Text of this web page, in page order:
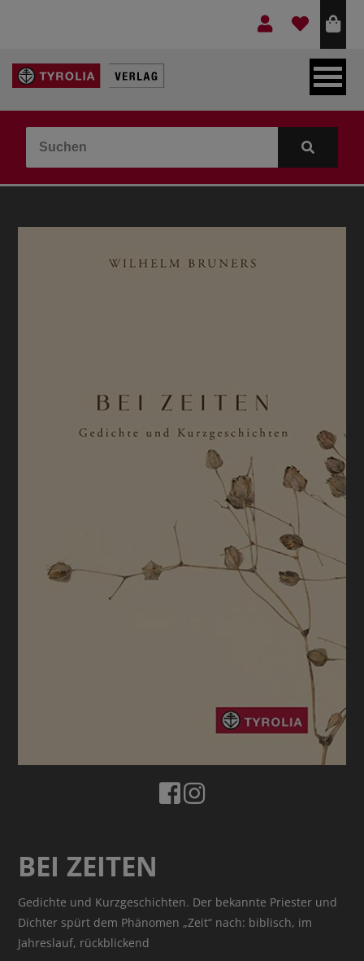
LEBEN & GLAUBE
KINDER- & JUGENDBUCH
BEI ZEITEN
Gedichte und Kurzgeschichten. Der bekannte Priester und
Dichter spürt dem Phänomen „Zeit“ nach: biblisch, im
Jahreslauf, rückblickend